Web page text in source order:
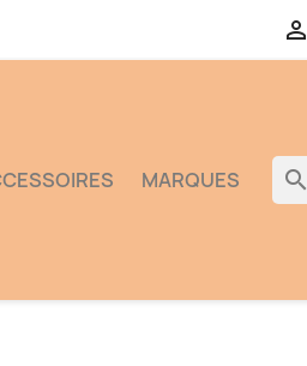

MARQUES search